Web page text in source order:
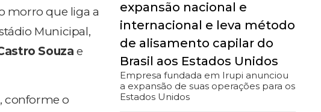
morro que liga a
Municipal,
Souza e
, conforme o
expansão nacional e
internacional e leva método
de alisamento capilar do
Brasil aos Estados Unidos
Empresa fundada em Irupi anunciou
a expansão de suas operações para os
Estados Unidos